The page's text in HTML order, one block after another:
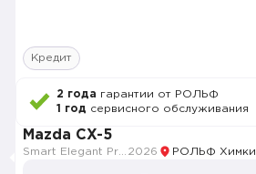
Кредит
2 года гарантии от РОЛЬФ
1 год сервисного обслуживания
Mazda CX-5
2026 РОЛЬФ Химки